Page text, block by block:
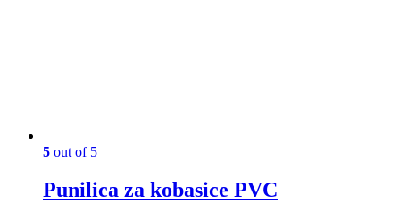
5 out of 5
Punilica za kobasice PVC